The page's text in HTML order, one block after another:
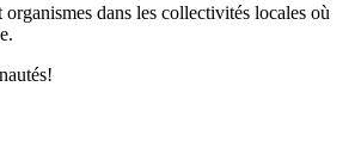
dans les collectivités locales où